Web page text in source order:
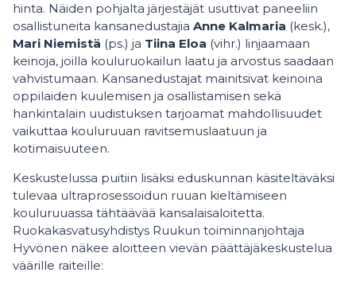
hinta. Näiden pohjalta järjestäjät usuttivat paneeliin
osallistuneita kansanedustajia Anne Kalmaria (kesk.),
Mari Niemistä (ps.) ja Tiina Eloa (vihr.) linjaamaan
keinoja, joilla kouluruokailun laatu ja arvostus saadaan
vahvistumaan. Kansanedustajat mainitsivat keinoina
oppilaiden kuulemisen ja osallistamisen sekä
hankintalain uudistuksen tarjoamat mahdollisuudet
vaikuttaa kouluruuan ravitsemuslaatuun ja
kotimaisuuteen.
Keskustelussa puitiin lisäksi eduskunnan käsiteltäväksi
tulevaa ultraprosessoidun ruuan kieltämiseen
kouluruuassa tähtäävää kansalaisaloitetta.
Ruokakasvatusyhdistys Ruukun toiminnanjohtaja
Hyvönen näkee aloitteen vievän päättäjäkeskustelua
väärille raiteille: